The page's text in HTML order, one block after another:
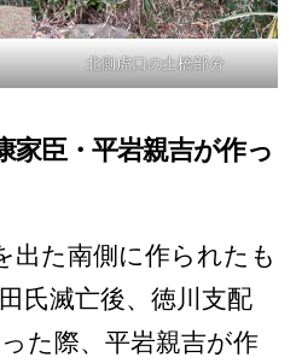
北側虎口の土橋部分
家臣・平岩親吉が作っ
出た南側に作られたも
氏滅亡後、徳川支配
た際、平岩親吉が作